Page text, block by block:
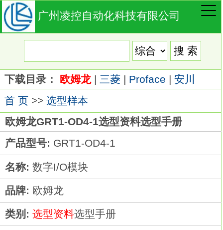
广州凌控自动化科技有限公司
下载目录： 欧姆龙| 三菱| Proface | 安川
首 页>> 选型样本
欧姆龙GRT1-OD4-1选型资料选型手册
产品型号: GRT1-OD4-1
名称: 数字I/O模块
品牌: 欧姆龙
类别: 选型资料选型手册